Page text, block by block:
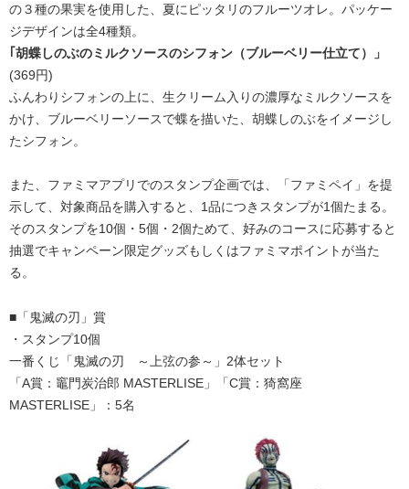
の３種の果実を使用した、夏にピッタリのフルーツオレ。パッケー
ジデザインは全4種類。
｢胡蝶しのぶのミルクソースのシフォン（ブルーベリー仕立て）」
(369円)
ふんわりシフォンの上に、生クリーム入りの濃厚なミルクソースを
かけ、ブルーベリーソースで蝶を描いた、胡蝶しのぶをイメージし
たシフォン。
また、ファミマアプリでのスタンプ企画では、「ファミペイ」を提
示して、対象商品を購入すると、1品につきスタンプが1個たまる。
そのスタンプを10個・5個・2個ためて、好みのコースに応募すると
抽選でキャンペーン限定グッズもしくはファミマポイントが当た
る。
■「鬼滅の刃」賞
・スタンプ10個
一番くじ「鬼滅の刃 ～上弦の参～」2体セット
「A賞：竈門炭治郎 MASTERLISE」「C賞：猗窩座
MASTERLISE」：5名